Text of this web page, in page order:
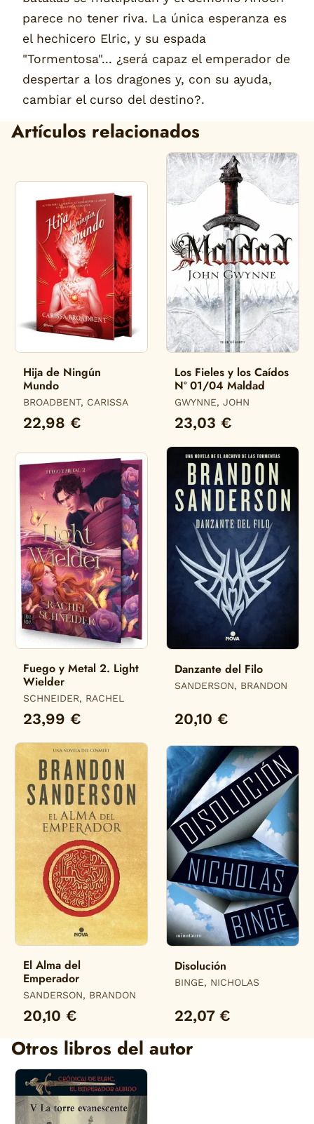
parece no tener riva. La única esperanza es
el hechicero Elric, y su espada
"Tormentosa"... ¿será capaz el emperador de
despertar a los dragones y, con su ayuda,
cambiar el curso del destino?.
Artículos relacionados
Hija de Ningún
Mundo
BROADBENT, CARISSA
22,98 €
Los Fieles y los Caídos
Nº 01/04 Maldad
GWYNNE, JOHN
23,03 €
Fuego y Metal 2. Light
Wielder
SCHNEIDER, RACHEL
23,99 €
Danzante del Filo
SANDERSON, BRANDON
20,10 €
El Alma del
Emperador
SANDERSON, BRANDON
20,10 €
Disolución
BINGE, NICHOLAS
22,07 €
Otros libros del autor